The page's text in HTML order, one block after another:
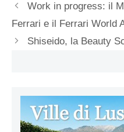
Work in progress: il
Ferrari e il Ferrari World
Shiseido, la Beauty